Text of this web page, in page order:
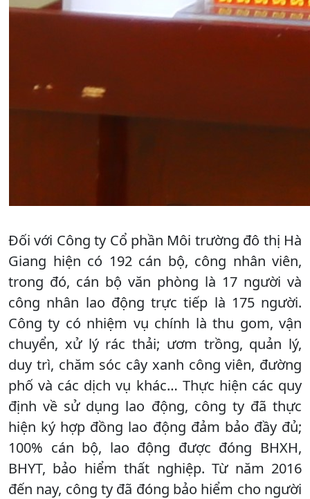
Đối với Công ty Cổ phần Môi trường đô thị Hà
Giang hiện có 192 cán bộ, công nhân viên,
trong đó, cán bộ văn phòng là 17 người và
công nhân lao động trực tiếp là 175 người.
Công ty có nhiệm vụ chính là thu gom, vận
chuyển, xử lý rác thải; ươm trồng, quản lý,
duy trì, chăm sóc cây xanh công viên, đường
phố và các dịch vụ khác… Thực hiện các quy
định về sử dụng lao động, công ty đã thực
hiện ký hợp đồng lao động đảm bảo đầy đủ;
100% cán bộ, lao động được đóng BHXH,
BHYT, bảo hiểm thất nghiệp. Từ năm 2016
đến nay, công ty đã đóng bảo hiểm cho người